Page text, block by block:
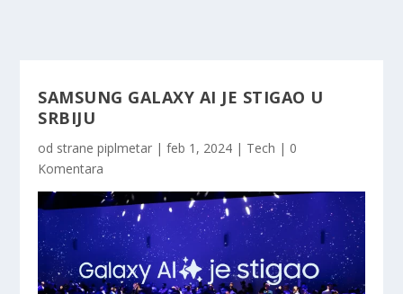
SAMSUNG GALAXY AI JE STIGAO U
SRBIJU
od stranepiplmetar |feb 1, 2024 | Tech | 0
Komentara